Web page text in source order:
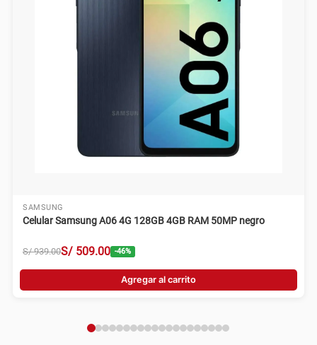
SAMSUNG
Celular Samsung A06 4G 128GB 4GB RAM 50MP negro
S/ 939.00S/ 509.00 -46%
Agregar al carrito